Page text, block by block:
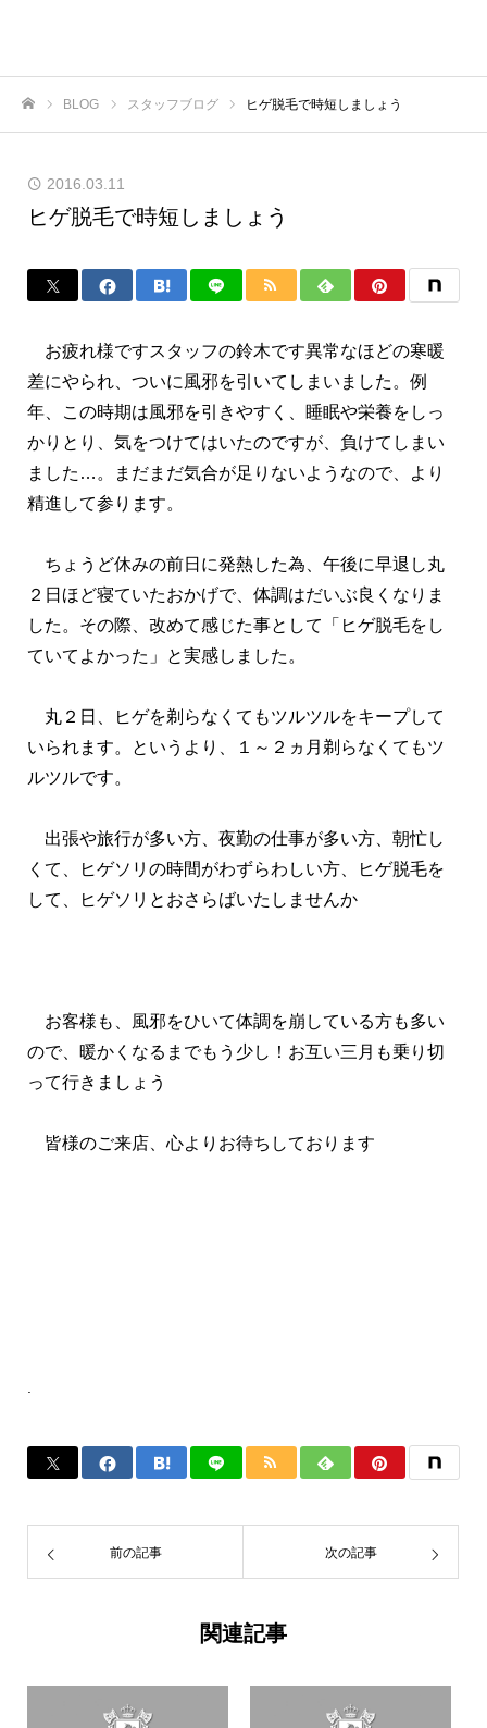
BLOG スタッフブログ ヒゲ脱毛で時短しましょう
2016.03.11
ヒゲ脱毛で時短しましょう
お疲れ様ですスタッフの鈴木です異常なほどの寒暖
差にやられ、ついに風邪を引いてしまいました。例
年、この時期は風邪を引きやすく、睡眠や栄養をしっ
かりとり、気をつけてはいたのですが、負けてしまい
ました…。まだまだ気合が足りないようなので、より
精進して参ります。
ちょうど休みの前日に発熱した為、午後に早退し丸
２日ほど寝ていたおかげで、体調はだいぶ良くなりま
した。その際、改めて感じた事として「ヒゲ脱毛をし
ていてよかった」と実感しました。
丸２日、ヒゲを剃らなくてもツルツルをキープして
いられます。というより、１～２ヵ月剃らなくてもツ
ルツルです。
出張や旅行が多い方、夜勤の仕事が多い方、朝忙し
くて、ヒゲソリの時間がわずらわしい方、ヒゲ脱毛を
して、ヒゲソリとおさらばいたしませんか
お客様も、風邪をひいて体調を崩している方も多い
ので、暖かくなるまでもう少し！お互い三月も乗り切
って行きましょう
皆様のご来店、心よりお待ちしております
前の記事 次の記事
関連記事